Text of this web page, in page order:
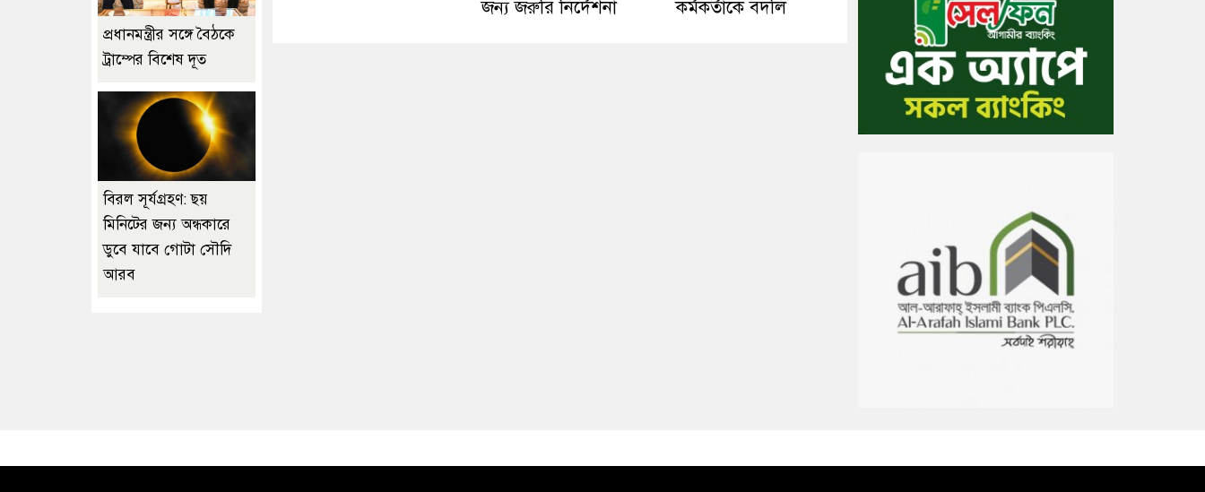
জন্য জরুরি নির্দেশনা
কর্মকর্তাকে বদলি
প্রধানমন্ত্রীর সঙ্গে বৈঠকে
ট্রাম্পের বিশেষ দূত
বিরল সূর্যগ্রহণ: ছয়
মিনিটের জন্য অন্ধকারে
ডুবে যাবে গোটা সৌদি
আরব